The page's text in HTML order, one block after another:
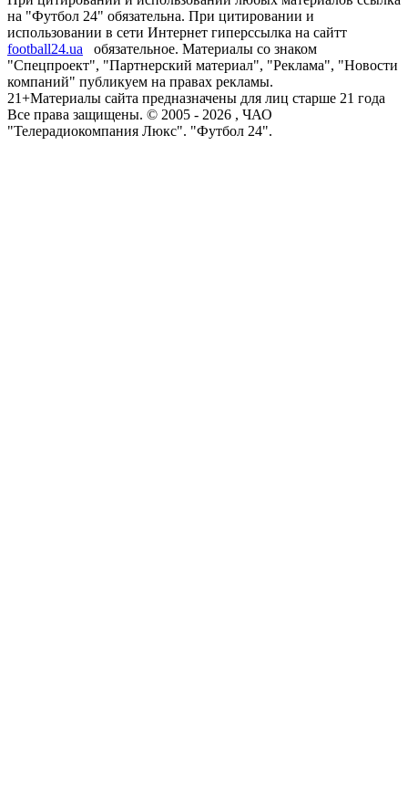
на "Футбол 24" обязательна. При цитировании и
использовании в сети Интернет гиперссылка на сайтт
football24.ua
обязательное. Материалы со знаком
"Спецпроект", "Партнерский материал", "Реклама", "Новости
компаний" публикуем на правах рекламы.
21+Материалы сайта предназначены для лиц старше 21 года
Все права защищены. © 2005 - 2026 , ЧАО
"Телерадиокомпания Люкс". "Футбол 24".